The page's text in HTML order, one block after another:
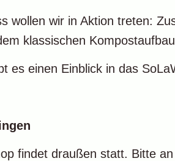
wollen wir in Aktion treten:
klassischen
es einen Einblick in das
findet draußen statt. Bitte